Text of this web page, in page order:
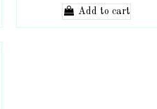
Add to cart